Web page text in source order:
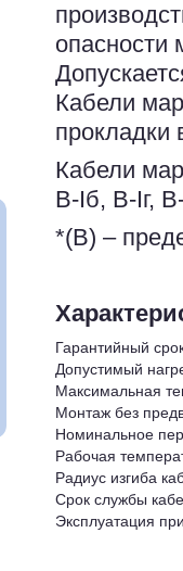
опасности
Кабели
прокладки
Кабели
В-Iб, В-Iг,
*(В) –
Гарантийный
Допустимый
Максимальная
Монтаж без
Номинальное
Рабочая
Радиус изгиба
Срок службы
Эксплуатация